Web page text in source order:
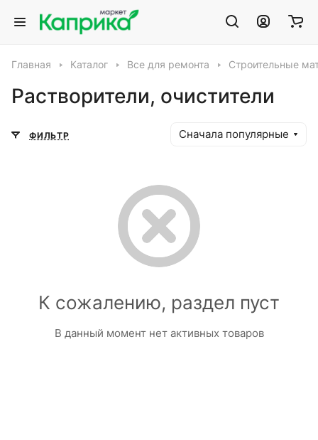
Главная Каталог Все для ремонта Строительные
Растворители, очистители
ФИЛЬТР Сначала популярные
К сожалению, раздел пуст
В данный момент нет активных товаров